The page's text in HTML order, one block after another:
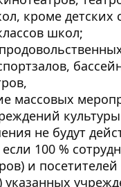
кроме детских
школ;
массовых
не будут
100 %
и посетителей
указанных